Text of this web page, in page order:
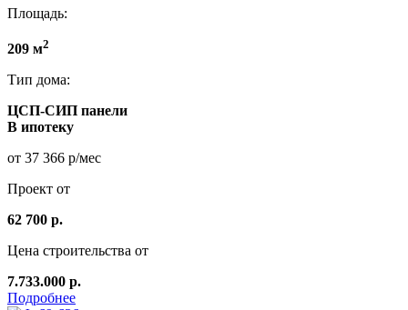
Площадь:
209 м2
Тип дома:
ЦСП-СИП панели
В ипотеку
от 37 366 р/мес
Проект от
62 700 р.
Цена строительства от
7.733.000 р.
Подробнее